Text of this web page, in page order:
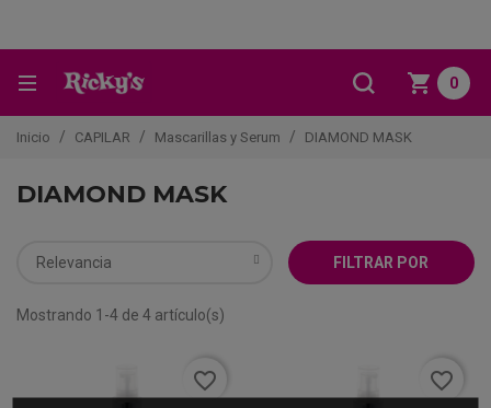
0
Inicio CAPILAR Mascarillas y Serum DIAMOND MASK
DIAMOND MASK
Relevancia FILTRAR POR
Mostrando 1-4 de 4 artículo(s)
favorite_border favorite_border